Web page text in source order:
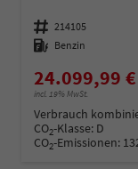
Fahrzeugnummer 214105
Kraftstoff Benzin
24.099,99 €
incl. 19% MwSt.
Verbrauch
CO2-Klasse: D
CO2-Emissionen: